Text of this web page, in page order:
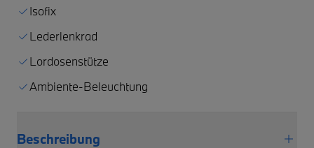
Isofix
Lederlenkrad
Lordosenstütze
Ambiente-Beleuchtung
Beschreibung